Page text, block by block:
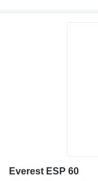
Everest ESP 60